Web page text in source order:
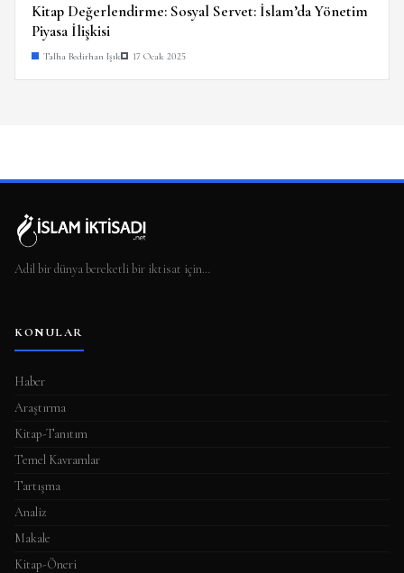
Kitap Değerlendirme: Sosyal Servet: İslam’da Yönetim
Piyasa İlişkisi
Talha Bedirhan Işık 17 Ocak 2025
Adil bir dünya bereketli bir iktisat için…
KONULAR
Haber
Araştırma
Kitap-Tanıtım
Temel Kavramlar
Tartışma
Analiz
Makale
Kitap-Öneri